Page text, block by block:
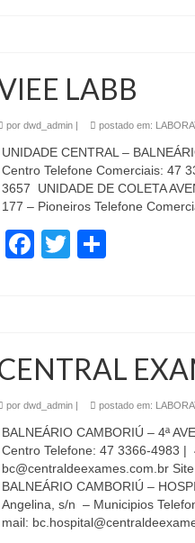
LABB
por dwd_admin| postado em:
UNIDADE CENTRAL –
Centro Telefone Comerciais: 47
3657 UNIDADE DE COLETA
177 – Pioneiros Telefone
Facebook
Twitter
por dwd_admin| postado em:
BALNEÁRIO CAMBORIÚ – 4ª
Centro Telefone: 47 3366-4983 |
bc@centraldeexames.com.br
BALNEÁRIO CAMBORIÚ –
Angelina, s/n – Municipios
mail: